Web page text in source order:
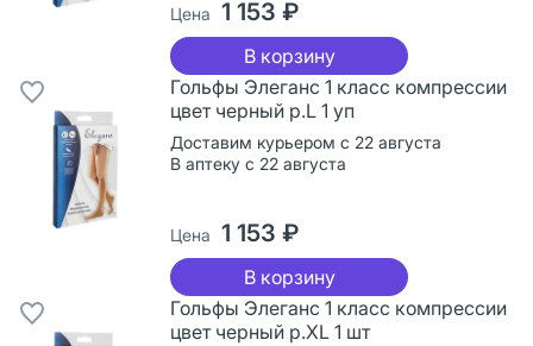
Цена 1 153 ₽
В корзину
Гольфы Элеганс 1 класс компрессии
цвет черный р.L 1 уп
Доставим курьером с 22 августа
В аптеку с 22 августа
Цена 1 153 ₽
В корзину
Гольфы Элеганс 1 класс компрессии
цвет черный р.XL 1 шт